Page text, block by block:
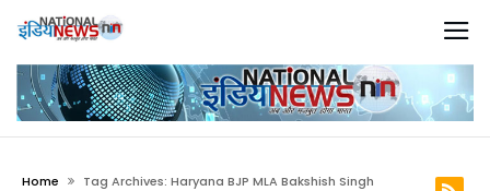
Home Tag Archives: Haryana BJP MLA Bakshish Singh